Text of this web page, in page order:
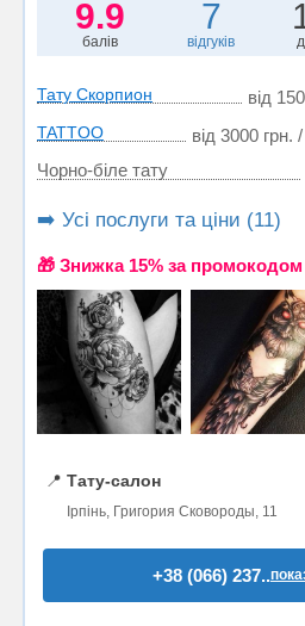
9.9
балів
7
відгуків
Тату Скорпион від
TATTOO
від 3000 грн.
Чорно-біле тату
➡️ Усі послуги та ціни (11)
🎁 Знижка 15% за
📍 Тату-салон
Ірпінь, Григория Сковороды, 11
+38 (066) 237..